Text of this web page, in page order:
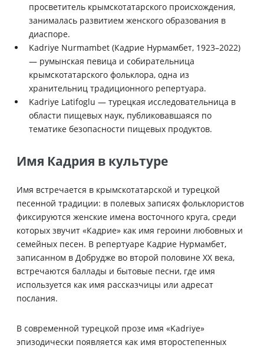
просветитель крымскотатарского происхождения,
занималась развитием женского образования в
диаспоре.
Kadriye Nurmambet (Кадрие Нурмамбет, 1923–2022)
— румынская певица и собирательница
крымскотатарского фольклора, одна из
хранительниц традиционного репертуара.
Kadriye Latifoglu — турецкая исследовательница в
области пищевых наук, публиковавшаяся по
тематике безопасности пищевых продуктов.
Имя Кадрия в культуре
Имя встречается в крымскотатарской и турецкой
песенной традиции: в полевых записях фольклористов
фиксируются женские имена восточного круга, среди
которых звучит «Кадрие» как имя героини любовных и
семейных песен. В репертуаре Кадрие Нурмамбет,
записанном в Добрудже во второй половине XX века,
встречаются баллады и бытовые песни, где имя
используется как имя рассказчицы или адресат
послания.
В современной турецкой прозе имя «Kadriye»
эпизодически появляется как имя второстепенных